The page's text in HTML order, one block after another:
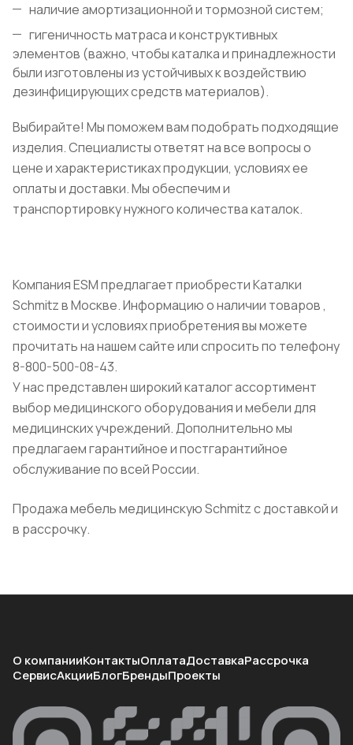
наличие амортизационной и тормозной систем;
гигеничность матраса и конструктивных
элементов (важно, чтобы каталка и принадлежности
были изготовлены из устойчивых к воздействию
дезинфицирующих средств материалов).
Выбирайте! Мы поможем вам подобрать подходящие
изделия. Специалисты ответят на все вопросы о
цене и характеристиках продукции, условиях ее
оплаты и доставки. Мы обеспечим и
транспортировку нужного количества каталок.
Компания ESM предлагает приобрести Каталки
Schmitz в Москве. Информацию о наличии товаров ,
стоимости и условиях приобретения вы можете
прочитать на нашем сайте или спросить по телефону
8-800-500-08-43.
У нас представлен широкий каталог ассортимент
выбор медицинского оборудования и мебели для
медицинских учреждений. Дополнительно мы
предлагаем гарантийное и постгарантийное
обслуживание по всей России.
Продажа мебель медицинскую Schmitz с доставкой и
в рассрочку.
О компанииКонтактыОплатаДоставкаРассрочка
СервисАкцииБлогБрендыПроекты